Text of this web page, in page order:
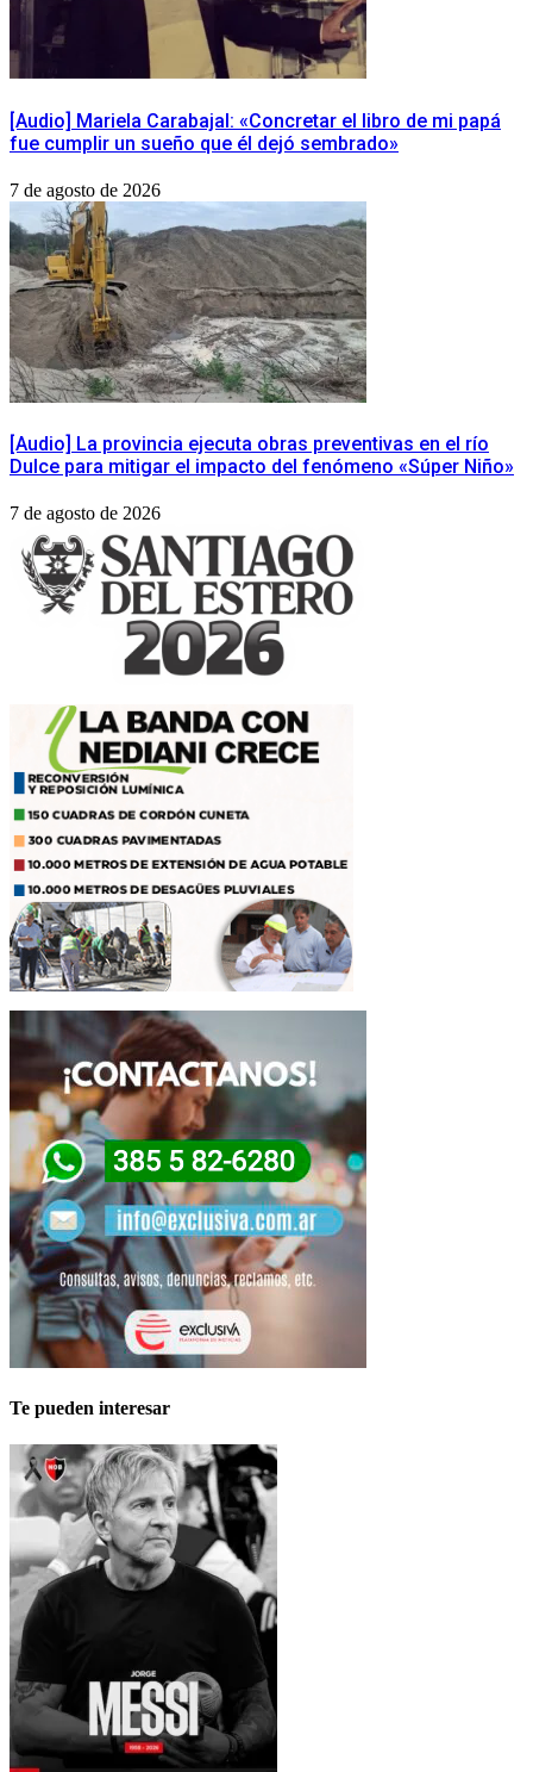
[Audio] Mariela Carabajal: «Concretar el libro de mi papá
fue cumplir un sueño que él dejó sembrado»
7 de agosto de 2026
[Audio] La provincia ejecuta obras preventivas en el río
Dulce para mitigar el impacto del fenómeno «Súper Niño»
7 de agosto de 2026
Te pueden interesar